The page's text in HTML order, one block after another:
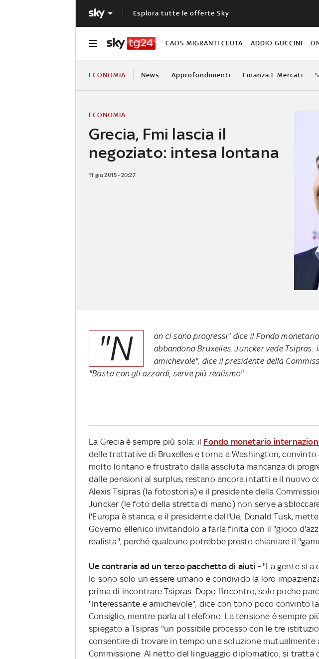
Esplora tutte le offerte Sky
CAOS MIGRANTI CEUTA ADDIO GUCCINI
ECONOMIA News Approfondimenti Finanza E Mercati
Grecia, Fmi lascia il
negoziato: intesa lontana
ECONOMIA
11 giu 2015 - 20:27
"N
on ci sono progressi" dice il Fondo
abbandona Bruxelles. Juncker vede
amichevole", dice il presidente della
"Basta con gli azzardi, serve più realismo"
La Grecia è sempre più sola: il Fondo monetario
delle trattative di Bruxelles e torna a Washington, convinto
molto lontano e frustrato dalla assoluta mancanza di
dalle pensioni al surplus, restano ancora intatti e il nuovo
Alexis Tsipras (la fotostoria) e il presidente della
Juncker (le foto della stretta di mano) non serve a
l'Europa è stanca, e il presidente dell'Ue, Donald Tusk,
Governo ellenico invitandolo a farla finita con il "gioco
realista", perché qualcuno potrebbe presto chiamare il
Ue contraria ad un terzo pacchetto di aiuti -"La gente sta
Io sono solo un essere umano e condivido la loro
prima di incontrare Tsipras. Dopo l'incontro, solo poche
"Interessante e amichevole", dice con tono poco convinto
Consiglio, mentre parla al telefono. La tensione è sempre
spiegato a Tsipras "un possibile processo con le tre
consentire di trovare in tempo una soluzione mutualmente
Commissione. Al netto del linguaggio diplomatico, si tratta